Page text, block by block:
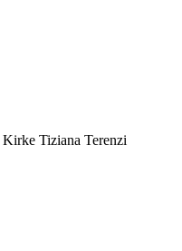
Kirke Tiziana Terenzi